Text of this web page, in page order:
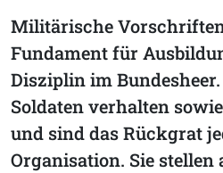
Militärische
Fundament für
Disziplin im
Soldaten verhalten
und sind das Rückgrat
Organisation. Sie stellen